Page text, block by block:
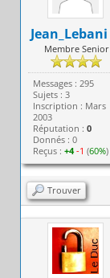
Jean_Lebani
Membre Senior
Messages : 295
Sujets : 3
Inscription : Mars
2003
Réputation :0
Donnés : 0
Reçus :+4 -1 (60%)
Trouver